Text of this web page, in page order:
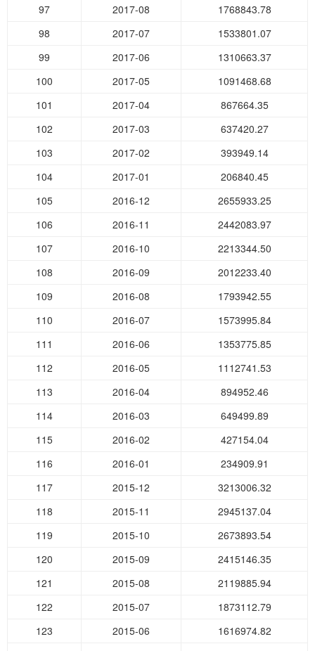
97
2017-08
1768843.78
98
2017-07
1533801.07
99
2017-06
1310663.37
100
2017-05
1091468.68
101
2017-04
867664.35
102
2017-03
637420.27
103
2017-02
393949.14
104
2017-01
206840.45
105
2016-12
2655933.25
106
2016-11
2442083.97
107
2016-10
2213344.50
108
2016-09
2012233.40
109
2016-08
1793942.55
110
2016-07
1573995.84
111
2016-06
1353775.85
112
2016-05
1112741.53
113
2016-04
894952.46
114
2016-03
649499.89
115
2016-02
427154.04
116
2016-01
234909.91
117
2015-12
3213006.32
118
2015-11
2945137.04
119
2015-10
2673893.54
120
2015-09
2415146.35
121
2015-08
2119885.94
122
2015-07
1873112.79
123
2015-06
1616974.82